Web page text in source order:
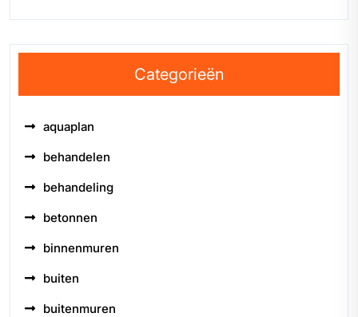
Categorieën
aquaplan
behandelen
behandeling
betonnen
binnenmuren
buiten
buitenmuren